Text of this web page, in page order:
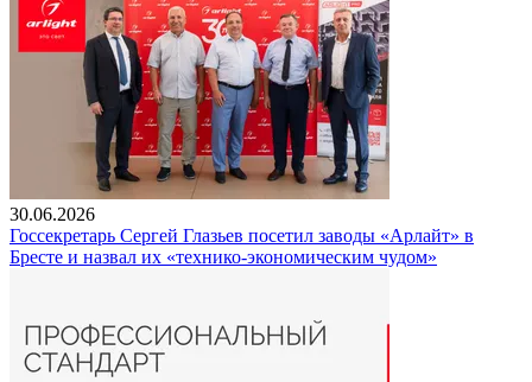
30.06.2026
Госсекретарь Сергей Глазьев посетил заводы «Арлайт» в
Бресте и назвал их «технико-экономическим чудом»